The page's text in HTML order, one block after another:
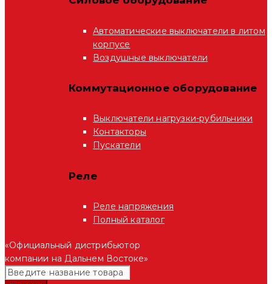
Автоматические выключатели в литом
корпусе
Воздушные выключатели
Коммутационное оборудование
Выключатели нагрузки-рубильники
Контакторы
Пускатели
Реле
Реле напряжения
Полный каталог
«Официальный дистрибьютор
компании на Дальнем Востоке»